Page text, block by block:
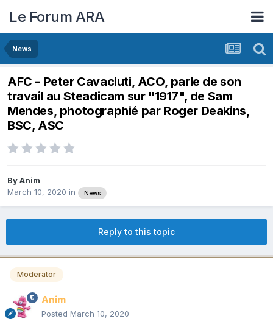
Le Forum ARA
News
AFC - Peter Cavaciuti, ACO, parle de son
travail au Steadicam sur "1917", de Sam
Mendes, photographié par Roger Deakins,
BSC, ASC
ByAnim
March 10, 2020 in News
Reply to this topic
Moderator
Anim
Posted March 10, 2020